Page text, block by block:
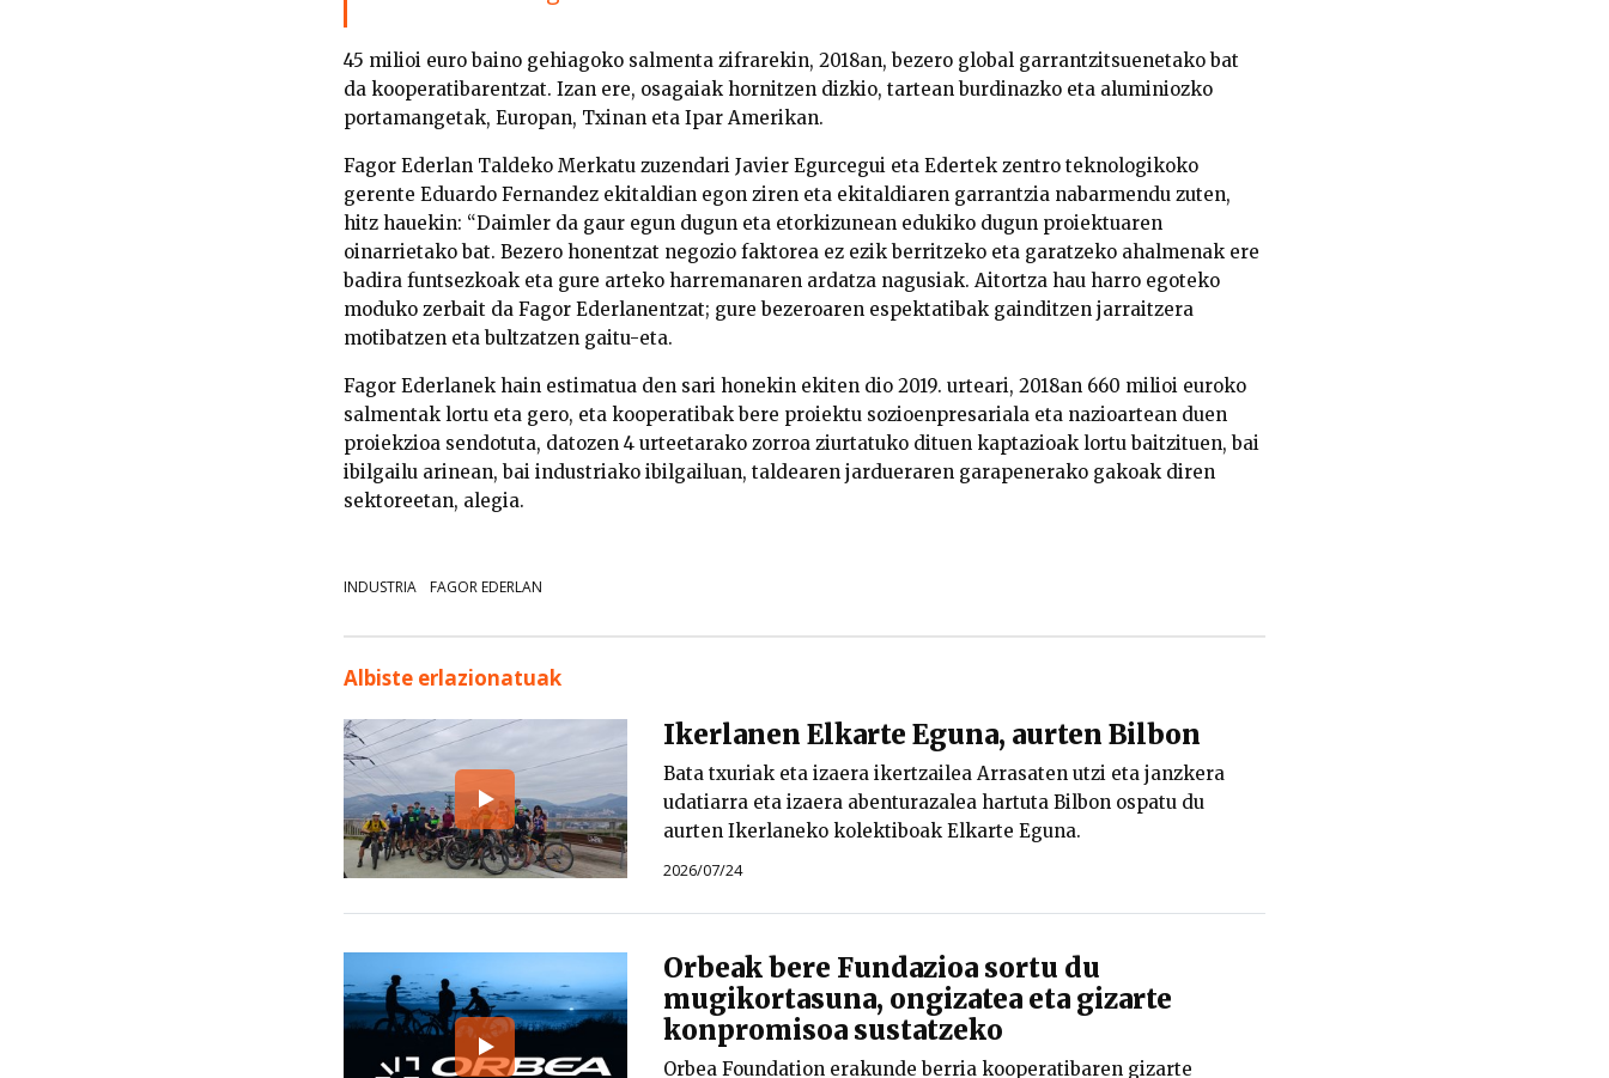
45 milioi euro baino gehiagoko salmenta zifrarekin, 2018an, bezero global garrantzitsuenetako bat
da kooperatibarentzat. Izan ere, osagaiak hornitzen dizkio, tartean burdinazko eta aluminiozko
portamangetak, Europan, Txinan eta Ipar Amerikan.
Fagor Ederlan Taldeko Merkatu zuzendari Javier Egurcegui eta Edertek zentro teknologikoko
gerente Eduardo Fernandez ekitaldian egon ziren eta ekitaldiaren garrantzia nabarmendu zuten,
hitz hauekin: “Daimler da gaur egun dugun eta etorkizunean edukiko dugun proiektuaren
oinarrietako bat. Bezero honentzat negozio faktorea ez ezik berritzeko eta garatzeko ahalmenak ere
badira funtsezkoak eta gure arteko harremanaren ardatza nagusiak. Aitortza hau harro egoteko
moduko zerbait da Fagor Ederlanentzat; gure bezeroaren espektatibak gainditzen jarraitzera
motibatzen eta bultzatzen gaitu-eta.
Fagor Ederlanek hain estimatua den sari honekin ekiten dio 2019. urteari, 2018an 660 milioi euroko
salmentak lortu eta gero, eta kooperatibak bere proiektu sozioenpresariala eta nazioartean duen
proiekzioa sendotuta, datozen 4 urteetarako zorroa ziurtatuko dituen kaptazioak lortu baitzituen, bai
ibilgailu arinean, bai industriako ibilgailuan, taldearen jardueraren garapenerako gakoak diren
sektoreetan, alegia.
INDUSTRIA FAGOR EDERLAN
Albiste erlazionatuak
Ikerlanen Elkarte Eguna, aurten Bilbon
Bata txuriak eta izaera ikertzailea Arrasaten utzi eta janzkera
udatiarra eta izaera abenturazalea hartuta Bilbon ospatu du
aurten Ikerlaneko kolektiboak Elkarte Eguna.
2026/07/24
Orbeak bere Fundazioa sortu du
mugikortasuna, ongizatea eta gizarte
konpromisoa sustatzeko
Orbea Foundation erakunde berria kooperatibaren gizarte